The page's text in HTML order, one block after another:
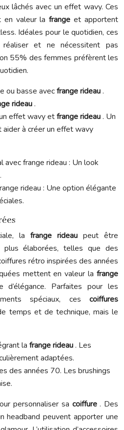
lâchés avec un effet wavy. Ces
en valeur lafrangeet apportent
Idéales pour le quotidien, ces
et ne nécessitent pas
55% des femmes préfèrent les
ou basse avecfrange rideau.
rideau.
effet wavy etfrange rideau. Un
à créer un effet wavy
avec frange rideau : Un look
rideau : Une option élégante
la frange rideau peut être
plus élaborées, telles que des
rétro inspirées des années
mettent en valeur la frange
Parfaites pour les
spéciaux, ces coiffures
temps et de technique, mais le
la frange rideau. Les
adaptées.
des années 70. Les brushings
personnaliser sa coiffure. Des
headband peuvent apporter une